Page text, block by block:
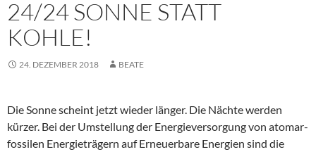
24/24 SONNE STATT
KOHLE!
24. DEZEMBER 2018 BEATE
Die Sonne scheint jetzt wieder länger. Die Nächte werden
kürzer. Bei der Umstellung der Energieversorgung von atomar-
fossilen Energieträgern auf Erneuerbare Energien sind die